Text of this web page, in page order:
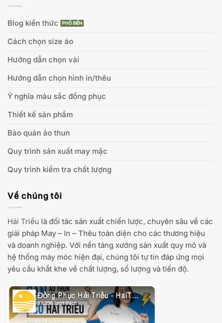
Blog kiến thức
Cách chọn size áo
Hướng dẫn chọn vải
Hướng dẫn chọn hình in/thêu
Ý nghĩa màu sắc đồng phục
Thiết kế sản phẩm
Bảo quản áo thun
Quy trình sản xuất may mặc
Quy trình kiểm tra chất lượng
Về chúng tôi
Hải Triều là đối tác sản xuất chiến lược, chuyên sâu về các
giải pháp May – In – Thêu toàn diện cho các thương hiệu
và doanh nghiệp. Với nền tảng xưởng sản xuất quy mô và
hệ thống máy móc hiện đại, chúng tôi tự tin đáp ứng mọi
yêu cầu khắt khe về chất lượng, số lượng và tiến độ.